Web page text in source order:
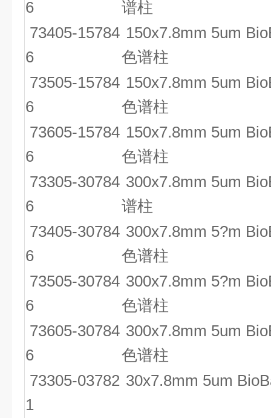
6
谱柱
73405-15784
6
150x7.8mm 5um
色谱柱
73505-15784
6
150x7.8mm 5um
色谱柱
73605-15784
6
150x7.8mm 5um
色谱柱
73305-30784
6
300x7.8mm 5um
谱柱
73405-30784
6
300x7.8mm 5?m
色谱柱
73505-30784
6
300x7.8mm 5?m
色谱柱
73605-30784
6
300x7.8mm 5um
色谱柱
73305-03782
1
30x7.8mm 5um